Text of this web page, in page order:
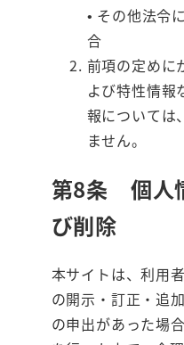
• その他法令
合
前項の定めに
よび特性情報
報については
ません。
第8条 個人
び削除
本サイトは、利用
の開示・訂正・追
の申出があった場